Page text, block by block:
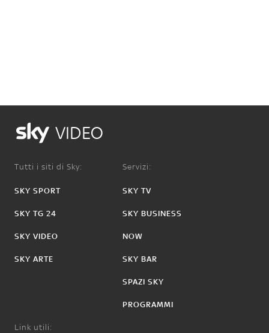
VIDEO
Tutti i siti di Sky:
SKY SPORT
SKY TG 24
SKY VIDEO
SKY ARTE
Servizi:
SKY TV
SKY BUSINESS
NOW
SKY BAR
SPAZI SKY
PROGRAMMI
Link utili: